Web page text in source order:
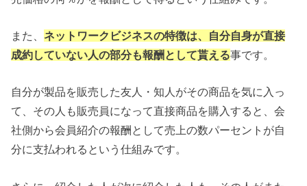
また、ネットワークビジネスの特徴は、自分自身が直接
成約していない人の部分も報酬として貰える事です。
自分が製品を販売した友人・知人がその商品を気に入っ
て、その人も販売員になって直接商品を購入すると、会
社側から会員紹介の報酬として売上の数パーセントが自
分に支払われるという仕組みです。